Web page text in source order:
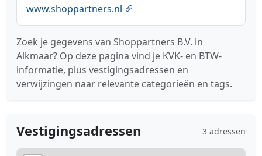
www.shoppartners.nl
Zoek je gegevens van Shoppartners B.V. in
Alkmaar? Op deze pagina vind je KVK- en BTW-
informatie, plus vestigingsadressen en
verwijzingen naar relevante categorieën en tags.
Vestigingsadressen 3 adressen